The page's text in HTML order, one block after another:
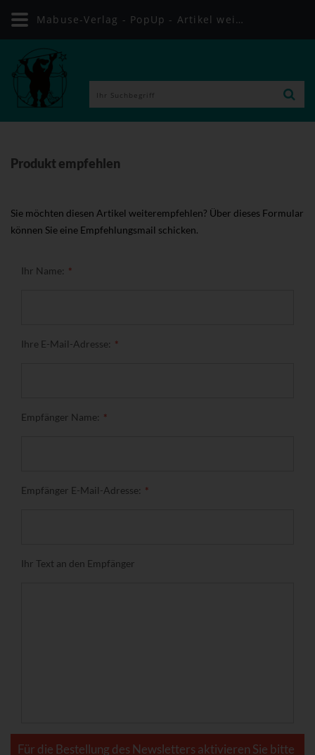
Produkt empfehlen
Sie möchten diesen Artikel weiterempfehlen? Über dieses Formular
können Sie eine Empfehlungsmail schicken.
Ihr Name:
Ihre E-Mail-Adresse:
Empfänger Name:
Empfänger E-Mail-Adresse:
Ihr Text an den Empfänger
Für die Bestellung des Newsletters aktivieren Sie bitte
Mabuse-Verlag - PopUp - Artikel weiterempfehlen